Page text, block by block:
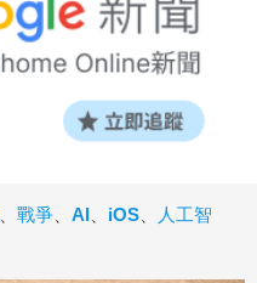
戰爭 AI iOS
人工智